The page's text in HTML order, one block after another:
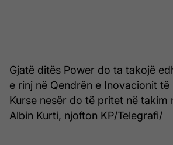
Gjatë ditës Power do ta takojë
e rinj në Qendrën e Inovacionit të
Kurse nesër do të pritet në takim
Albin Kurti, njofton KP/Telegrafi/